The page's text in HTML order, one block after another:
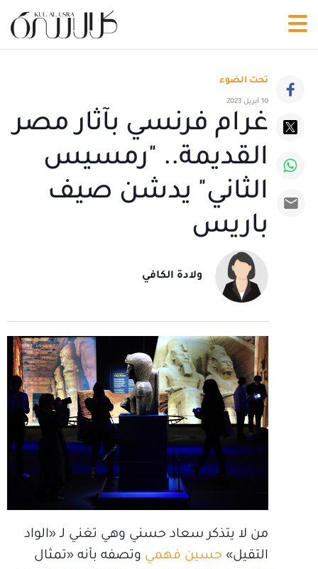
تحت الضوء
10 أبريل 2023
غرام فرنسي بآثار مصر
القديمة.. "رمسيس
الثاني" يدشن صيف
باريس
ولادة الكافي
من لا يتذكر سعاد حسني وهي تغني لـ «الواد
التقيل» حسين فهمي وتصفه بأنه «تمثال